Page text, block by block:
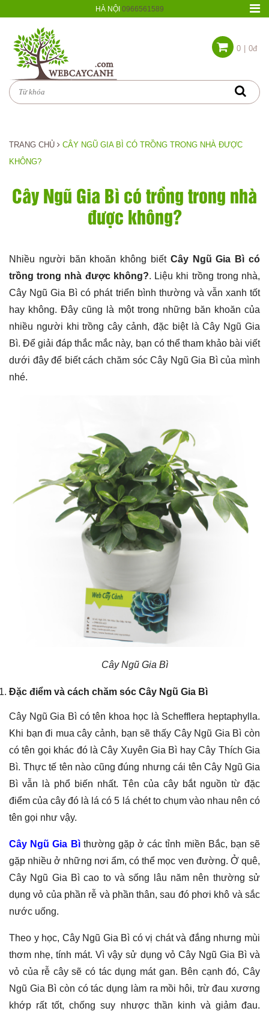
HÀ NỘI 0966561589
0 0đ
TRANG CHỦ
CÂY NGŨ GIA BÌ CÓ TRỒNG TRONG NHÀ ĐƯỢC
KHÔNG?
Cây Ngũ Gia Bì có trồng trong nhà
được không?
Nhiều người băn khoăn không biết Cây Ngũ Gia Bì có
trồng trong nhà được không?. Liệu khi trồng trong nhà,
Cây Ngũ Gia Bì có phát triển bình thường và vẫn xanh tốt
hay không. Đây cũng là một trong những băn khoăn của
nhiều người khi trồng cây cảnh, đặc biệt là Cây Ngũ Gia
Bì. Để giải đáp thắc mắc này, bạn có thể tham khảo bài viết
dưới đây để biết cách chăm sóc Cây Ngũ Gia Bì của mình
nhé.
Cây Ngũ Gia Bì
Đặc điểm và cách chăm sóc Cây Ngũ Gia Bì
Cây Ngũ Gia Bì có tên khoa học là Schefflera heptaphylla.
Khi bạn đi mua cây cảnh, bạn sẽ thấy Cây Ngũ Gia Bì còn
có tên gọi khác đó là Cây Xuyên Gia Bì hay Cây Thích Gia
Bì. Thực tế tên nào cũng đúng nhưng cái tên Cây Ngũ Gia
Bì vẫn là phổ biến nhất. Tên của cây bắt nguồn từ đặc
điểm của cây đó là lá có 5 lá chét to chụm vào nhau nên có
tên gọi như vậy.
Cây Ngũ Gia Bìthường gặp ở các tỉnh miền Bắc, bạn sẽ
gặp nhiều ở những nơi ẩm, có thể mọc ven đường. Ở quê,
Cây Ngũ Gia Bì cao to và sống lâu năm nên thường sử
dụng vỏ của phần rễ và phần thân, sau đó phơi khô và sắc
nước uống.
Theo y học, Cây Ngũ Gia Bì có vị chát và đắng nhưng mùi
thơm nhẹ, tính mát. Vì vậy sử dụng vỏ Cây Ngũ Gia Bì và
vỏ của rễ cây sẽ có tác dụng mát gan. Bên cạnh đó, Cây
Ngũ Gia Bì còn có tác dụng làm ra mồi hôi, trừ đau xương
khớp rất tốt, chống suy nhược thần kinh và giảm đau.